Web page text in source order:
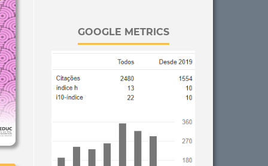
GOOGLE METRICS